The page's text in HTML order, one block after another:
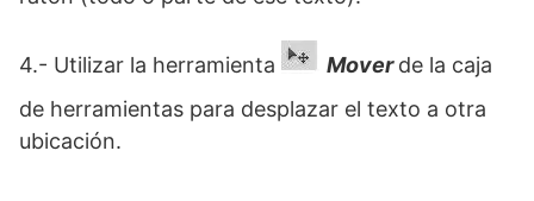
4.- Utilizar la herramienta Moverde la caja
de herramientas para desplazar el texto a otra
ubicación.